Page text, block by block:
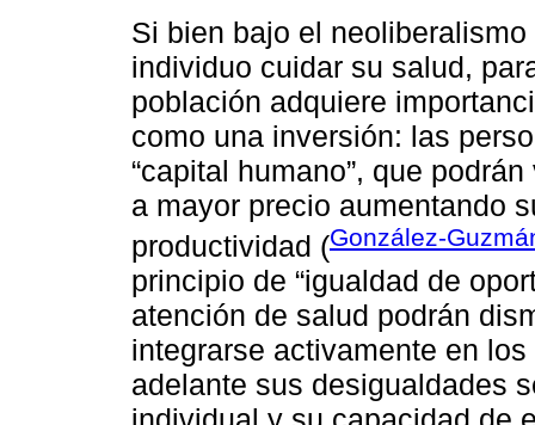
Si bien bajo el
individuo cuidar su salud,
población adquiere
como una inversión: las
“capital humano”, que
a mayor precio aumentando
productividad (González-
principio de “igualdad de
atención de salud podrán
integrarse activamente en
adelante sus desigualdades